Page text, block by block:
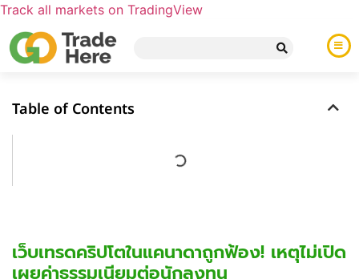
Track all markets on TradingView
Table of Contents
เว็บเทรดคริปโตในแคนาดาถูกฟ้อง! เหตุไม่เปิด
เผยค่าธรรมเนียมต่อนักลงทุน